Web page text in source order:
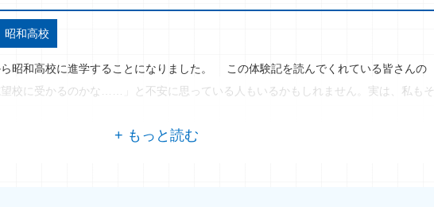
昭和高校
昭和高校に進学することになりました。 この体験記を読んでくれている皆さんの
校に受かるのかな……」と不安に思っている人もいるかもしれません。実は、私もそ